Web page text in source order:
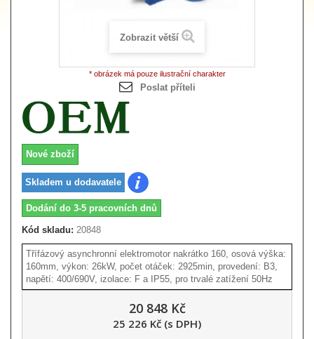
Zobrazit větší
* obrázek má pouze ilustrační charakter
Poslat příteli
Nové zboží
Skladem u dodavatele
Dodání do 3-5 pracovních dnů
Kód skladu: 20848
Třífázový asynchronní elektromotor nakrátko 160, osová výška:
160mm, výkon: 26kW, počet otáček: 2925min, provedení: B3,
napětí: 400/690V, izolace: F a IP55, pro trvalé zatížení 50Hz
20 848 Kč
25 226 Kč (s DPH)